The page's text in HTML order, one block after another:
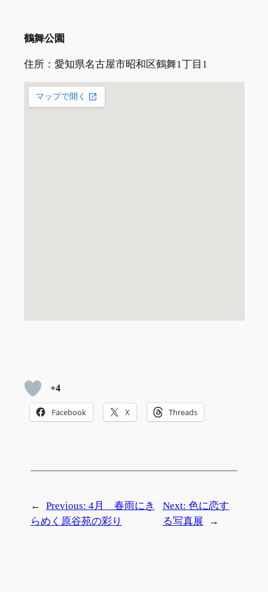
鶴舞公園
住所：愛知県名古屋市昭和区鶴舞1丁目1
+4
Facebook X Threads
← Previous: 4月 春雨にき
らめく原谷苑の彩り
Next: 色に恋す
る写真展
→